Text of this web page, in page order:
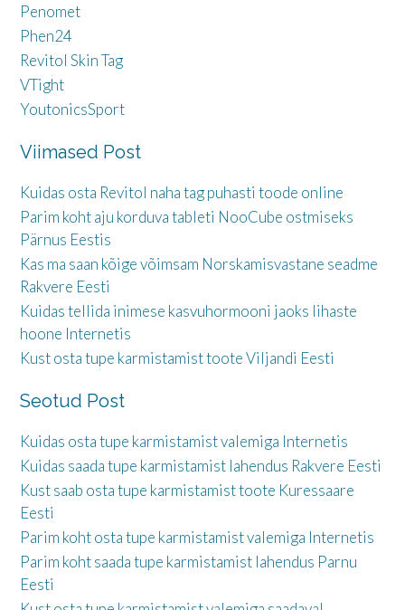
Penomet
Phen24
Revitol Skin Tag
VTight
YoutonicsSport
Viimased Post
Kuidas osta Revitol naha tag puhasti toode online
Parim koht aju korduva tableti NooCube ostmiseks
Pärnus Eestis
Kas ma saan kõige võimsam Norskamisvastane seadme
Rakvere Eesti
Kuidas tellida inimese kasvuhormooni jaoks lihaste
hoone Internetis
Kust osta tupe karmistamist toote Viljandi Eesti
Seotud Post
Kuidas osta tupe karmistamist valemiga Internetis
Kuidas saada tupe karmistamist lahendus Rakvere Eesti
Kust saab osta tupe karmistamist toote Kuressaare
Eesti
Parim koht osta tupe karmistamist valemiga Internetis
Parim koht saada tupe karmistamist lahendus Parnu
Eesti